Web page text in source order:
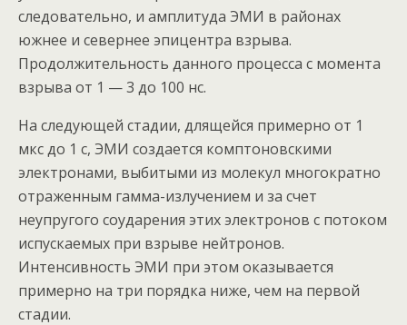
следовательно, и амплитуда ЭМИ в районах
южнее и севернее эпицентра взрыва.
Продолжительность данного процесса с момента
взрыва от 1 — 3 до 100 нс.
На следующей стадии, длящейся примерно от 1
мкс до 1 с, ЭМИ создается комптоновскими
электронами, выбитыми из молекул многократно
отраженным гамма-излучением и за счет
неупругого соударения этих электронов с потоком
испускаемых при взрыве нейтронов.
Интенсивность ЭМИ при этом оказывается
примерно на три порядка ниже, чем на первой
стадии.